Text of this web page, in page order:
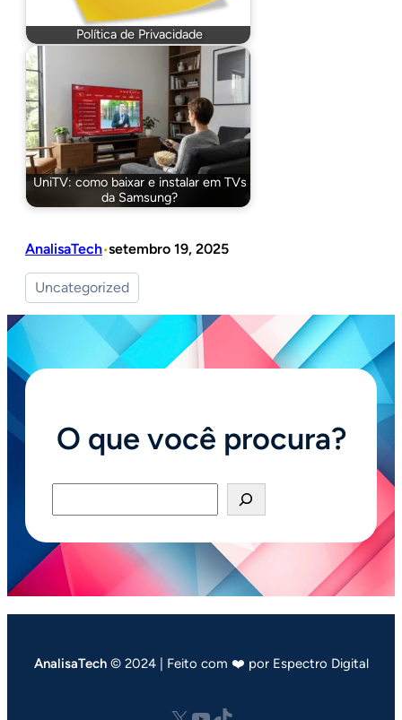
Política de Privacidade
UniTV: como baixar e instalar em TVs
da Samsung?
AnalisaTech•setembro 19, 2025
Uncategorized
O que você procura?
AnalisaTech © 2024 | Feito com ❤️ por Espectro Digital